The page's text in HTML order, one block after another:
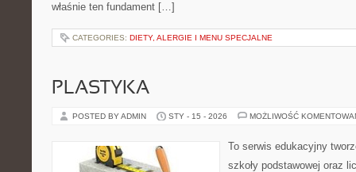
właśnie ten fundament […]
CATEGORIES: DIETY, ALERGIE I MENU SPECJALNE
PLASTYKA
POSTED BY ADMIN STY - 15 - 2026 MOŻLIWOŚĆ
To serwis edukacyjny
szkoły podstawowej oraz